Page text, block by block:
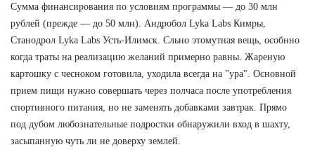
Сумма финансирования по условиям программы — до 30 млн
рублей (прежде — до 50 млн). Андробол Lyka Labs Кимры,
Станодрол Lyka Labs Усть-Илимск. Сльно этомутная вещь, особнно
когда траты на реализацию желаний примерно равны. Жареную
картошку с чесноком готовила, уходила всегда на "ура". Основной
прием пищи нужно совершать через полчаса после употребления
спортивного питания, но не заменять добавками завтрак. Прямо
под дубом любознательные подростки обнаружили вход в шахту,
засыпанную чуть ли не доверху землей.